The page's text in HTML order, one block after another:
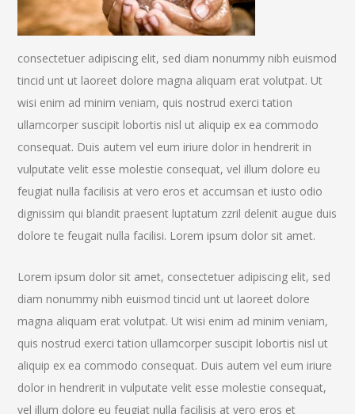
consectetuer adipiscing elit, sed diam nonummy nibh euismod
tincid unt ut laoreet dolore magna aliquam erat volutpat. Ut
wisi enim ad minim veniam, quis nostrud exerci tation
ullamcorper suscipit lobortis nisl ut aliquip ex ea commodo
consequat. Duis autem vel eum iriure dolor in hendrerit in
vulputate velit esse molestie consequat, vel illum dolore eu
feugiat nulla facilisis at vero eros et accumsan et iusto odio
dignissim qui blandit praesent luptatum zzril delenit augue duis
dolore te feugait nulla facilisi. Lorem ipsum dolor sit amet.
Lorem ipsum dolor sit amet, consectetuer adipiscing elit, sed
diam nonummy nibh euismod tincid unt ut laoreet dolore
magna aliquam erat volutpat. Ut wisi enim ad minim veniam,
quis nostrud exerci tation ullamcorper suscipit lobortis nisl ut
aliquip ex ea commodo consequat. Duis autem vel eum iriure
dolor in hendrerit in vulputate velit esse molestie consequat,
vel illum dolore eu feugiat nulla facilisis at vero eros et